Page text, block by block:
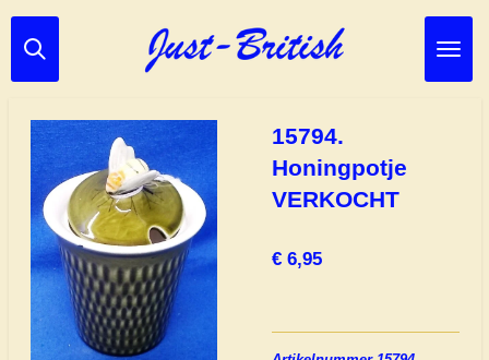
Ga
direct
hoofdinhoud
15794.
Honingpotje
VERKOCHT
€ 6,95